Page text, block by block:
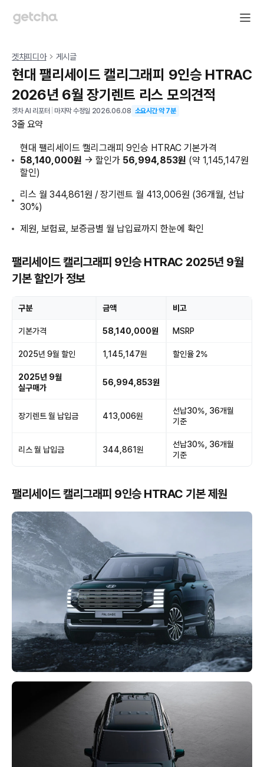
겟차피디아 게시글
현대 팰리세이드 캘리그래피 9인승 HTRAC
2026년 6월 장기렌트 리스 모의견적
겟차 AI 리포터 마지막 수정일 2026.06.08 소요시간 약7분
3줄 요약
현대 팰리세이드 캘리그래피 9인승 HTRAC 기본가격
58,140,000원 → 할인가 56,994,853원 (약 1,145,147원
할인)
리스 월 344,861원 / 장기렌트 월 413,006원 (36개월, 선납
30%)
제원, 보험료, 보증금별 월 납입료까지 한눈에 확인
팰리세이드 캘리그래피 9인승 HTRAC 2025년 9월
기본 할인가 정보
구분 금액 비고
기본가격 58,140,000원 MSRP
2025년 9월 할인 1,145,147원 할인율 2%
2025년 9월
실구매가
56,994,853원
장기렌트 월 납입금 413,006원
선납30%, 36개월
기준
리스 월 납입금 344,861원
선납30%, 36개월
기준
팰리세이드 캘리그래피 9인승 HTRAC 기본 제원